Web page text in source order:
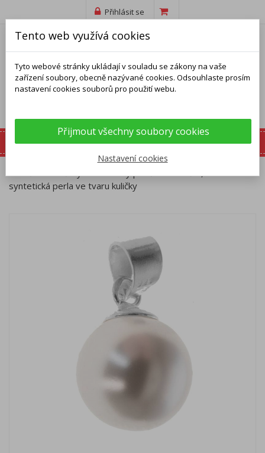
Přihlásit se
Domů Přívěsky
Stříbrný přívěsek - kulička, bílá
syntetická perla ve tvaru kuličky
Tento web využívá cookies
Tyto webové stránky ukládají v souladu se zákony na vaše
zařízení soubory, obecně nazývané cookies. Odsouhlaste prosím
nastavení cookies souborů pro použití webu.
Přijmout všechny soubory cookies
Nastavení cookies